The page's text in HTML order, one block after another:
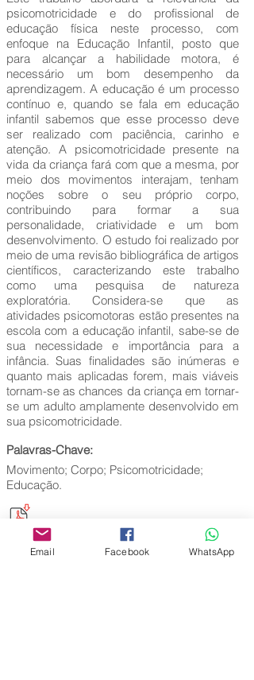
psicomotricidade e do profissional de
educação física neste processo, com
enfoque na Educação Infantil, posto que
para alcançar a habilidade motora, é
necessário um bom desempenho da
aprendizagem. A educação é um processo
contínuo e, quando se fala em educação
infantil sabemos que esse processo deve
ser realizado com paciência, carinho e
atenção. A psicomotricidade presente na
vida da criança fará com que a mesma, por
meio dos movimentos interajam, tenham
noções sobre o seu próprio corpo,
contribuindo para formar a sua
personalidade, criatividade e um bom
desenvolvimento. O estudo foi realizado por
meio de uma revisão bibliográfica de artigos
científicos, caracterizando este trabalho
como uma pesquisa de natureza
exploratória. Considera-se que as
atividades psicomotoras estão presentes na
escola com a educação infantil, sabe-se de
sua necessidade e importância para a
infância. Suas finalidades são inúmeras e
quanto mais aplicadas forem, mais viáveis
tornam-se as chances da criança em tornar-
se um adulto amplamente desenvolvido em
sua psicomotricidade.
Palavras-Chave:
Movimento; Corpo; Psicomotricidade;
Educação.
Email Facebook WhatsApp